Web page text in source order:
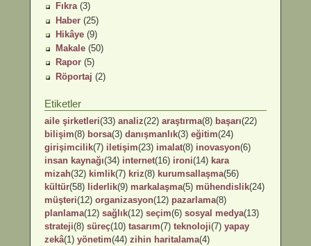
Fıkra(3)
Haber (25)
Hikâye (9)
Makale (50)
Rapor (5)
Röportaj (2)
Etiketler
aile şirketleri(33) analiz(22) araştırma(8) başarı(22)
bilişim(8) borsa(3) danışmanlık(3) eğitim(24)
girişimcilik(7) iletişim(23) imalat(8) inovasyon(6)
insan kaynağı(34) internet(16) ironi(14) kara
mizah(32) kimlik(7) kriz(8) kurumsallaşma(56)
kültür(58) liderlik(9) markalaşma(5) mühendislik(24)
müşteri(12) organizasyon(12) pazarlama(8)
planlama(12) sağlık(12) seçim(6) sosyal medya(13)
strateji(8) süreç(10) tasarım(7) teknoloji(7) yapay
zekâ(1) yönetim(44) zihin haritalama(4)